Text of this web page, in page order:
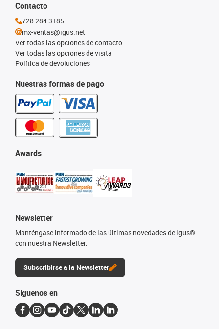
Nuestras formas de pago
Awards
Newsletter
Manténgase informado de las últimas novedades de igus®
con nuestra Newsletter.
Subscribirse a la Newsletter
Contacto
728 284 3185
mx-ventas@igus.net
Ver todas las opciones de contacto
Ver todas las opciones de visita
Política de devoluciones
Síguenos en